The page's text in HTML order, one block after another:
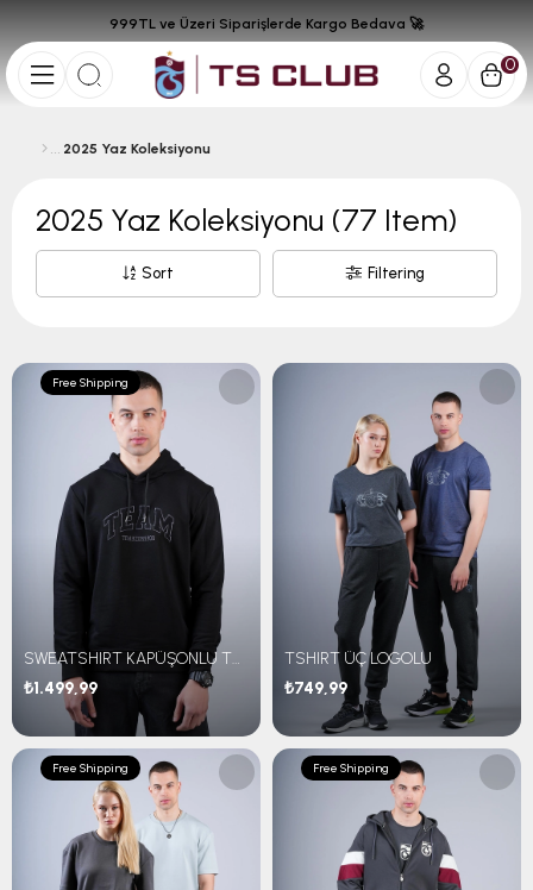
0
999TL ve Üzeri Siparişlerde Kargo Bedava 🚀
2025 Yaz Koleksiyonu
2025 Yaz Koleksiyonu (77 Item)
Filtering
Sort
SWEATSHIRT KAPÜŞONLU TEAM NAKIŞLI
₺1.499,99
Free Shipping
TSHIRT ÜÇ LOGOLU
₺749,99
Free Shipping Free Shipping